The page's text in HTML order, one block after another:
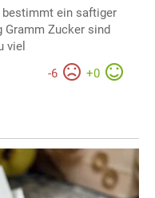
ein saftiger
Gramm Zucker sind
viel
-6 +0